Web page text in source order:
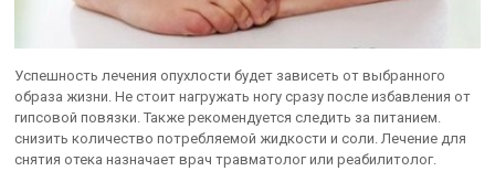
Успешность лечения опухлости будет зависеть от выбранного
образа жизни. Не стоит нагружать ногу сразу после избавления от
гипсовой повязки. Также рекомендуется следить за питанием.
снизить количество потребляемой жидкости и соли. Лечение для
снятия отека назначает врач травматолог или реабилитолог.